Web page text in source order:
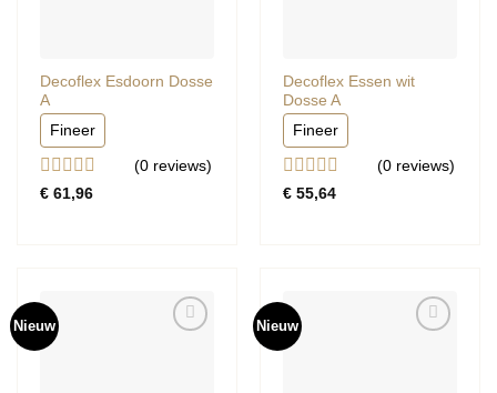
Decoflex Esdoorn Dosse
A
Fineer
Gewaardeerd
(0reviews)
€61,96
Decoflex Essen wit
Dosse A
Fineer
Gewaardeerd
(0reviews)
€55,64
Nieuw Nieuw